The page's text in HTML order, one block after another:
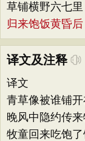
草铺横野六七里
归来饱饭黄昏后
译文及注释
译文
青草像被谁铺
晚风中隐约传来
牧童回来吃饱